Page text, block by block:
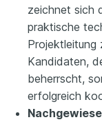
zeichnet sich
praktische
Projektleitung
Kandidaten,
beherrscht,
erfolgreich